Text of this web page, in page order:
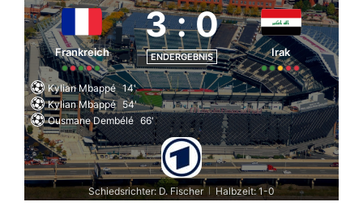
Frankreich
3 :0
ENDERGEBNIS Irak
Kylian Mbappé 14'
Kylian Mbappé 54'
Ousmane Dembélé 66'
Schiedsrichter: D. Fischer Halbzeit: 1-0